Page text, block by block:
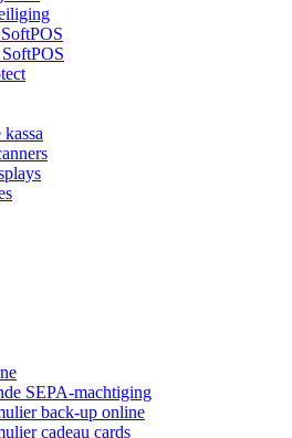
SEPA-machtiging
back-up online
cadeau cards